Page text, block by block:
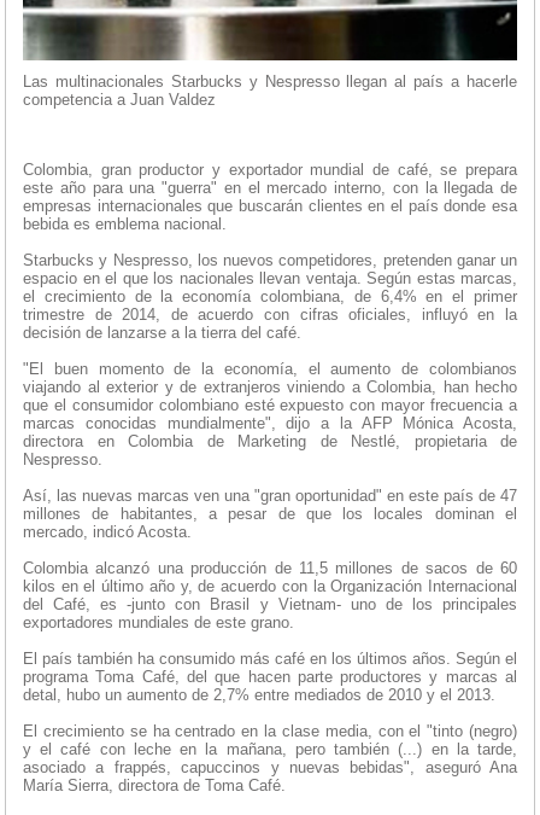
Las multinacionales Starbucks y Nespresso llegan al país a hacerle
competencia a Juan Valdez
Colombia, gran productor y exportador mundial de café, se prepara
este año para una "guerra" en el mercado interno, con la llegada de
empresas internacionales que buscarán clientes en el país donde esa
bebida es emblema nacional.
Starbucks y Nespresso, los nuevos competidores, pretenden ganar un
espacio en el que los nacionales llevan ventaja. Según estas marcas,
el crecimiento de la economía colombiana, de 6,4% en el primer
trimestre de 2014, de acuerdo con cifras oficiales, influyó en la
decisión de lanzarse a la tierra del café.
"El buen momento de la economía, el aumento de colombianos
viajando al exterior y de extranjeros viniendo a Colombia, han hecho
que el consumidor colombiano esté expuesto con mayor frecuencia a
marcas conocidas mundialmente", dijo a la AFP Mónica Acosta,
directora en Colombia de Marketing de Nestlé, propietaria de
Nespresso.
Así, las nuevas marcas ven una "gran oportunidad" en este país de 47
millones de habitantes, a pesar de que los locales dominan el
mercado, indicó Acosta.
Colombia alcanzó una producción de 11,5 millones de sacos de 60
kilos en el último año y, de acuerdo con la Organización Internacional
del Café, es -junto con Brasil y Vietnam- uno de los principales
exportadores mundiales de este grano.
El país también ha consumido más café en los últimos años. Según el
programa Toma Café, del que hacen parte productores y marcas al
detal, hubo un aumento de 2,7% entre mediados de 2010 y el 2013.
El crecimiento se ha centrado en la clase media, con el "tinto (negro)
y el café con leche en la mañana, pero también (...) en la tarde,
asociado a frappés, capuccinos y nuevas bebidas", aseguró Ana
María Sierra, directora de Toma Café.